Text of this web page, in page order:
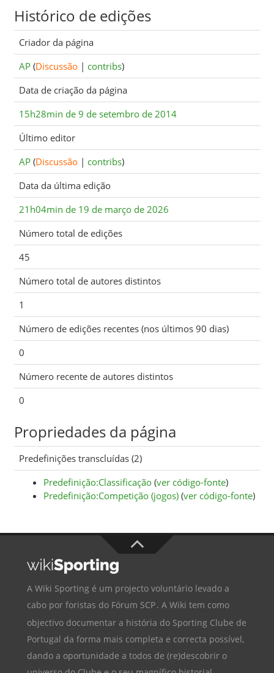
Histórico de edições
Criador da página
AP (Discussão| contribs)
Data de criação da página
15h28min de 9 de setembro de 2014
Último editor
AP (Discussão| contribs)
Data da última edição
21h04min de 19 de março de 2026
Número total de edições
45
Número total de autores distintos
1
Número de edições recentes (nos últimos 90 dias)
0
Número recente de autores distintos
0
Propriedades da página
Predefinições transcluídas (2)
Predefinição:Classificação(ver código-fonte)
Predefinição:Competição (jogos)(ver código-fonte)
A Wiki Sporting é um projecto voluntário levado a
cabo por foristas do Fórum SCP. A Wiki tem como
objectivo documentar a história do Sporting Clube de
Portugal da forma mais completa e correcta possível,
dando a oportunidade a todos de (re)descobrir o